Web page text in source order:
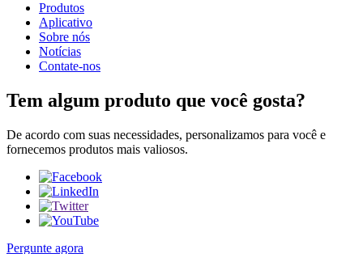
Produtos
Aplicativo
Sobre nós
Notícias
Contate-nos
Tem algum produto que você gosta?
De acordo com suas necessidades, personalizamos para você e
fornecemos produtos mais valiosos.
Pergunte agora